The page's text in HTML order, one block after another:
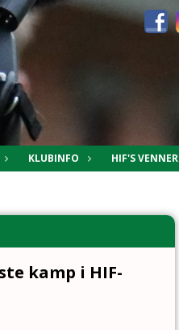
KLUBINFO HIF'S VENNER
kamp i HIF-